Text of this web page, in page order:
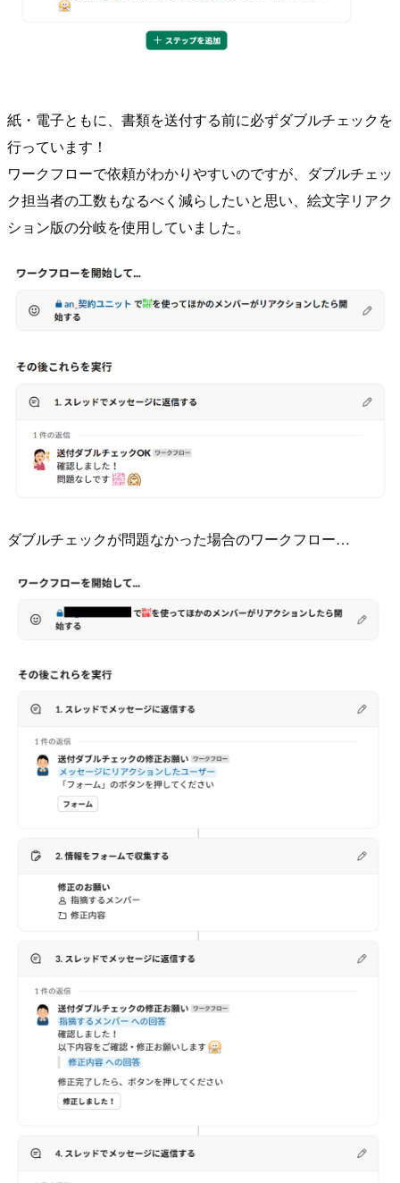
紙・電子ともに、書類を送付する前に必ずダブルチェックを
行っています！
ワークフローで依頼がわかりやすいのですが、ダブルチェッ
ク担当者の工数もなるべく減らしたいと思い、絵文字リアク
ション版の分岐を使用していました。
ダブルチェックが問題なかった場合のワークフロー…